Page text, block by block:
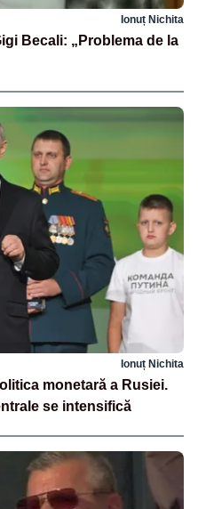
Ionuț Nichita
Becali: „Problema de la
Ionuț Nichita
monetară a Rusiei.
se intensifică